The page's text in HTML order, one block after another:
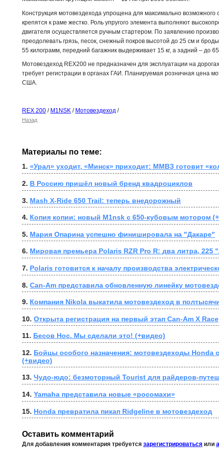
Конструкция мотовездехода упрощена для максимально возможного
крепятся к раме жестко. Роль упругого элемента выполняют
двигателя осуществляется ручным стартером. По заявлению
преодолевать грязь, песок, снежный покров высотой до 25 см и
55 килограмм, передний багажник выдерживает 15 кг, а задний – до 65
Мотовездеход REX200 не предназначен для эксплуатации на
требует регистрации в органах ГАИ. Планируемая розничная цена
США.
REX 200 / M1NSK / Мотовездеход /
Назад
Материалы по теме:
1. «Урал» уходит, «Минск» приходит: ММВЗ готовит
2. В Россию пришёл новый бренд квадроциклов
3. Mash X-Ride 650 Trail: теперь внедорожный
4. Копия копии: новый M1nsk с 650-кубовым мотором
5. Мария Опарина успешно финишировала на "Дакаре"
6. Мировая премьера Polaris RZR Pro R: два литра, 225
7. Polaris готовится к началу производства
8. Can-Am представила обновленную линейку
9. Компания Nikola выкатила мотовездеход в
10. Открыта регистрация на первый этап Can-Am X Race
11. Бесов Нос. Мы сделали это! (+видео)
12. Бойцы особого назначения: мотовездеходы Honda
(+видео)
13. Чудо-юдо: безмоторный Tourist для райдеров-
14. Yamaha представила новые «росомахи»
15. Honda превратила пикап Ridgeline в мотовездеход
Оставить комментарий
Для добавления комментария требуется зарегистрироваться или